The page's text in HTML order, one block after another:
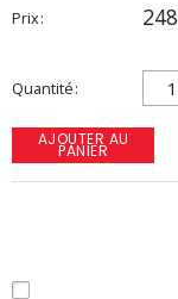
Prix
Quantité
AJOUTER AU
PANIER